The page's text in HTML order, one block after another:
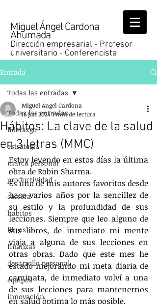
Miguel Ángel Cardona
Ahumada
Dirección empresarial - Profesor
universitario - Conferencista
Entrada
Todas las entradas
liderazgo
estrategia
marca personal
productividad
carrera
hábitos
libros
finanzas
desarrollo personal
equipos
innovación
Todas las entradas
Hábitos: La clave de la salud
en 3 letras (MMC)
Miguel Angel Cardona
16 jun 20241 min de lectura
Estoy leyendo en estos días la última
obra de Robin Sharma.
Es uno de mis autores favoritos desde
hace varios años por la sencillez de
su estilo y la profundidad de sus
lecciones. Siempre que leo alguno de
sus libros, de inmediato mi mente
viaja a alguna de sus lecciones en
otras obras. Dado que este mes he
estado mejorando mi meta diaria de
caminata, de inmediato volví a una
de sus lecciones para mantenernos
en salud óptima lo más posible.